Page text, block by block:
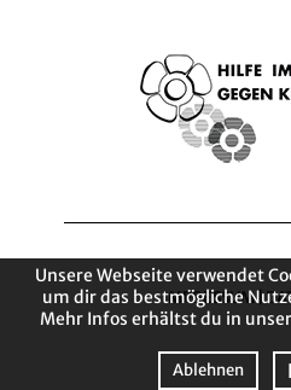
IMPRESSUM|
Unsere Webseite verwendet
um dir das bestmögliche
Mehr Infos erhältst du in
Ablehnen